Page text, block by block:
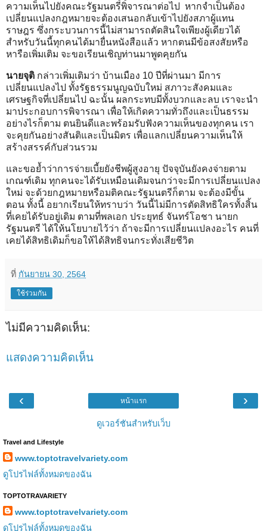
ความเห็นไปยังคณะรัฐมนตรีพิจารณาต่อไป หากจำเป็นต้อง
เปลี่ยนแปลงกฎหมายจะต้องเสนอกลับเข้าไปยังสภาผู้แทน
ราษฎร ซึ่งกระบวนการนี้ไม่สามารถตัดสินใจเพียงผู้เดียวได้
สำหรับวันนี้ทุกคนได้มายื่นหนังสือแล้ว หากตนมีข้อสงสัยหรือ
หารือเพิ่มเติม จะขอเรียนเชิญท่านมาพูดคุยกัน
นายจุติ กล่าวเพิ่มเติมว่า บ้านเมือง 10 ปีที่ผ่านมา มีการ
เปลี่ยนแปลงไป ทั้งรัฐธรรมนูญฉบับใหม่ สภาวะสังคมและ
เศรษฐกิจที่เปลี่ยนไป ฉะนั้น ผลกระทบมีทั้งบวกและลบ เราจะนำ
มาประกอบการพิจารณา เพื่อให้เกิดความทั่วถึงและเป็นธรรม
อย่างไรก็ตาม ตนยินดีและพร้อมรับฟังความเห็นของทุกคน เรา
จะคุยกันอย่างสันติและเป็นมิตร เพื่อแลกเปลี่ยนความเห็นให้
สร้างสรรค์กับส่วนรวม
และขอย้ำว่าการจ่ายเบี้ยยังชีพผู้สูงอายุ ปัจจุบันยังคงจ่ายตาม
เกณฑ์เดิม ทุกคนจะได้รับเหมือนเดิมจนกว่าจะมีการเปลี่ยนแปลง
ใหม่ จะด้วยกฎหมายหรือมติคณะรัฐมนตรีก็ตาม จะต้องมีขั้น
ตอน ทั้งนี้ อยากเรียนให้ทราบว่า วันนี้ไม่มีการตัดสิทธิใครทั้งสิ้น
ที่เคยได้รับอยู่เดิม ตามที่พลเอก ประยุทธ์ จันทร์โอชา นายก
รัฐมนตรี ได้ให้นโยบายไว้ว่า ถ้าจะมีการเปลี่ยนแปลงอะไร คนที่
เคยได้สิทธิเดิมก็ขอให้ได้สิทธิจนกระทั่งเสียชีวิต
ที่ กันยายน 30, 2564
ใช้ร่วมกัน
ไม่มีความคิดเห็น:
แสดงความคิดเห็น
‹ ›
หน้าแรก
ดูเวอร์ชันสำหรับเว็บ
Travel and Lifestyle
www.toptotravelvariety.com
ดูโปรไฟล์ทั้งหมดของฉัน
TOPTOTRAVARIETY
www.toptotravelvariety.com
ดูโปรไฟล์ทั้งหมดของฉัน